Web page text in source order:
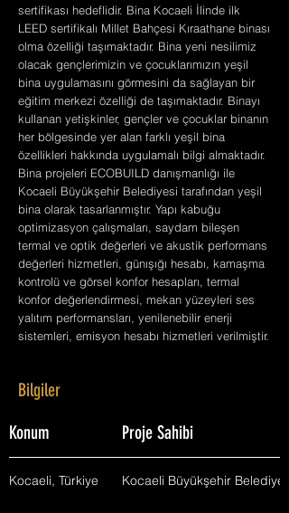
sertifikası hedeflidir. Bina Kocaeli İlinde ilk
LEED sertifikalı Millet Bahçesi Kıraathane binası
olma özelliği taşımaktadır. Bina yeni nesilimiz
olacak gençlerimizin ve çocuklarımızın yeşil
bina uygulamasını görmesini da sağlayan bir
eğitim merkezi özelliği de taşımaktadır. Binayı
kullanan yetişkinler, gençler ve çocuklar binanın
her bölgesinde yer alan farklı yeşil bina
özellikleri hakkında uygulamalı bilgi almaktadır.
Bina projeleri ECOBUILD danışmanlığı ile
Kocaeli Büyükşehir Belediyesi tarafından yeşil
bina olarak tasarlanmıştır. Yapı kabuğu
optimizasyon çalışmaları, saydam bileşen
termal ve optik değerleri ve akustik performans
değerleri hizmetleri, günışığı hesabı, kamaşma
kontrolü ve görsel konfor hesapları, termal
konfor değerlendirmesi, mekan yüzeyleri ses
yalıtım performansları, yenilenebilir enerji
sistemleri, emisyon hesabı hizmetleri verilmiştir.
Bilgiler
Konum Proje Sahibi
Kocaeli, Türkiye Kocaeli Büyükşehir Belediyesi